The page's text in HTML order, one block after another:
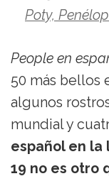
Poty,
People en
50 más bellos
algunos
mundial y
español en la
19 no es otro